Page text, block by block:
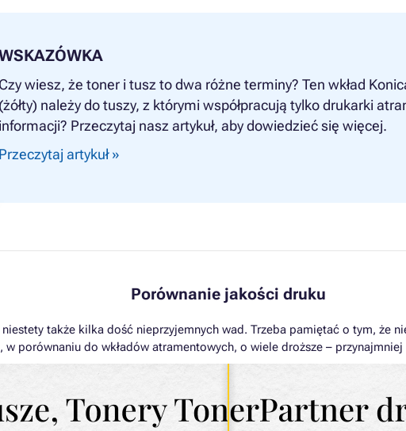
Czy wiesz, że toner i tusz to dwa różne terminy? Ten wkład
(żółty) należy do tuszy, z którymi współpracują tylko drukarki
informacji? Przeczytaj nasz artykuł, aby dowiedzieć się więcej.
Przeczytaj artykuł »
Porównanie jakości druku
także kilka dość nieprzyjemnych wad. Trzeba pamiętać o tym, że
w porównaniu do wkładów atramentowych, o wiele droższe –